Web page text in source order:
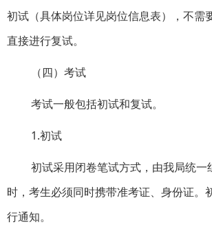
初试（具体岗位详见岗位信息表），不需
直接进行复试。
（四）考试
考试一般包括初试和复试。
1.初试
初试采用闭卷笔试方式，由我局统一
时，考生必须同时携带准考证、身份证。
行通知。